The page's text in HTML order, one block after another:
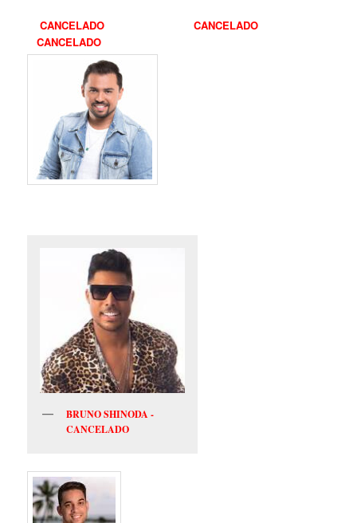
CANCELADO CANCELADO
CANCELADO
BRUNO SHINODA -
CANCELADO